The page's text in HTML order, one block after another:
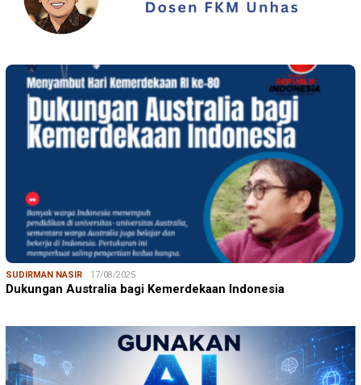
SUDIRMAN NASIR 17/08/2025
Dukungan Australia bagi Kemerdekaan Indonesia